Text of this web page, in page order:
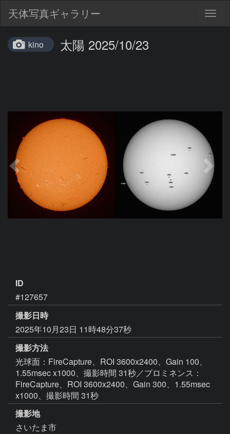
天体写真ギャラリー
kino 太陽 2025/10/23
ID
#127657
撮影日時
2025年10月23日 11時48分37秒
撮影方法
光球面：FireCapture、ROI 3600x2400、Gain 100、
1.55msec x1000、撮影時間 31秒／プロミネンス：
FireCapture、ROI 3600x2400、Gain 300、1.55msec
x1000、撮影時間 31秒
撮影地
さいたま市